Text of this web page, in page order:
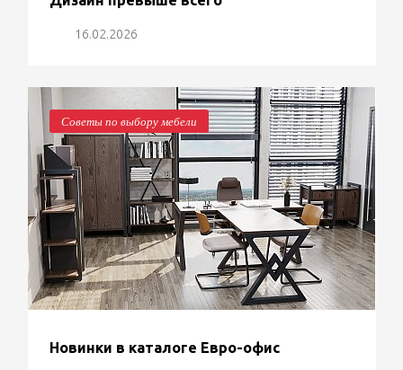
16.02.2026
Советы по выбору мебели
Новинки в каталоге Евро-офис